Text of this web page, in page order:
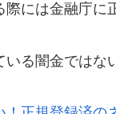
際には金融庁に
いる闇金ではな